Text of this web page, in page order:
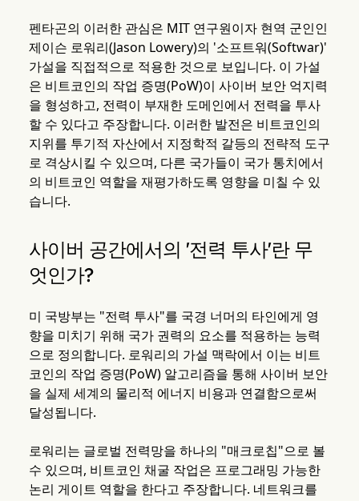
펜타곤의 이러한 관심은 MIT 연구원이자 현역 군인인
제이슨 로워리(Jason Lowery)의 '소프트워(Softwar)'
가설을 직접적으로 적용한 것으로 보입니다. 이 가설
은 비트코인의 작업 증명(PoW)이 사이버 보안 억지력
을 형성하고, 전력이 부재한 도메인에서 전력을 투사
할 수 있다고 주장합니다. 이러한 발전은 비트코인의
지위를 투기적 자산에서 지정학적 갈등의 전략적 도구
로 격상시킬 수 있으며, 다른 국가들이 국가 통치에서
의 비트코인 역할을 재평가하도록 영향을 미칠 수 있
습니다.
사이버 공간에서의 '전력 투사'란 무
엇인가?
미 국방부는 "전력 투사"를 국경 너머의 타인에게 영
향을 미치기 위해 국가 권력의 요소를 적용하는 능력
으로 정의합니다. 로워리의 가설 맥락에서 이는 비트
코인의 작업 증명(PoW) 알고리즘을 통해 사이버 보안
을 실제 세계의 물리적 에너지 비용과 연결함으로써
달성됩니다.
로워리는 글로벌 전력망을 하나의 "매크로칩"으로 볼
수 있으며, 비트코인 채굴 작업은 프로그래밍 가능한
논리 게이트 역할을 한다고 주장합니다. 네트워크를